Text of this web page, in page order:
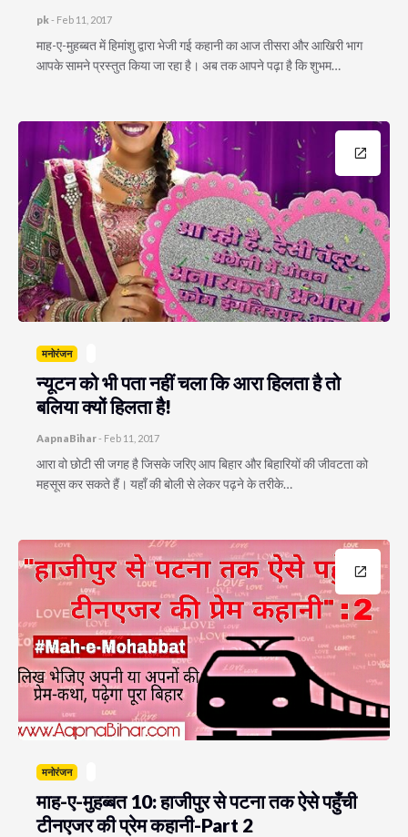
pk- Feb 11, 2017
माह-ए-मुहब्बत में हिमांशु द्वारा भेजी गई कहानी का आज तीसरा और आखिरी भाग
आपके सामने प्रस्तुत किया जा रहा है। अब तक आपने पढ़ा है कि शुभम…
मनोरंजन
न्यूटन को भी पता नहीं चला कि आरा हिलता है तो
बलिया क्यों हिलता है!
AapnaBihar- Feb 11, 2017
आरा वो छोटी सी जगह है जिसके जरिए आप बिहार और बिहारियों की जीवटता को
महसूस कर सकते हैं। यहाँ की बोली से लेकर पढ़ने के तरीके…
मनोरंजन
माह-ए-मुहब्बत 10: हाजीपुर से पटना तक ऐसे पहुँची
टीनएजर की प्रेम कहानी-Part 2